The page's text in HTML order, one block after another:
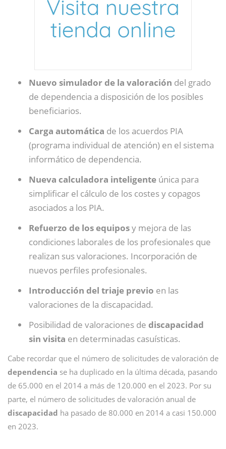
Nuevo simulador de la valoración del grado
de dependencia a disposición de los posibles
beneficiarios.
Carga automática de los acuerdos PIA
(programa individual de atención) en el sistema
informático de dependencia.
Nueva calculadora inteligente única para
simplificar el cálculo de los costes y copagos
asociados a los PIA.
Refuerzo de los equiposy mejora de las
condiciones laborales de los profesionales que
realizan sus valoraciones. Incorporación de
nuevos perfiles profesionales.
Introducción del triaje previo en las
valoraciones de la discapacidad.
Posibilidad de valoraciones de discapacidad
sin visita en determinadas casuísticas.
Cabe recordar que el número de solicitudes de valoración de
dependencia se ha duplicado en la última década, pasando
de 65.000 en el 2014 a más de 120.000 en el 2023. Por su
parte, el número de solicitudes de valoración anual de
discapacidad ha pasado de 80.000 en 2014 a casi 150.000
en 2023.